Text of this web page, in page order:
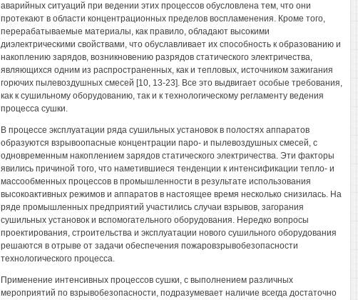
аварийных ситуаций при ведении этих процессов обусловлена тем, что они
протекают в области концентрационных пределов воспламенения. Кроме того,
перерабатываемые материалы, как правило, обладают высокими
диэлектрическими свойствами, что обуславливает их способность к образованию и
накоплению зарядов, возникновению разрядов статического электричества,
являющихся одним из распространенных, как и тепловых, источником зажигания
горючих пылевоздушных смесей [10, 13-23]. Все это выдвигает особые требования,
как к сушильному оборудованию, так и к технологическому регламенту ведения
процесса сушки.
В процессе эксплуатации ряда сушильных установок в полостях аппаратов
образуются взрывоопасные концентрации паро- и пылевоздушных смесей, с
одновременным накоплением зарядов статического электричества. Эти факторы
явились причиной того, что наметившиеся тенденции к интенсификации тепло- и
массообменных процессов в промышленности в результате использования
высокоактивных режимов и аппаратов в настоящее время несколько снизилась. На
ряде промышленных предприятий участились случаи взрывов, загорания
сушильных установок и вспомогательного оборудования. Нередко вопросы
проектирования, строительства и эксплуатации нового сушильного оборудования
решаются в отрыве от задачи обеспечения пожаровзрывобезопасности
технологического процесса.
Применение интенсивных процессов сушки, с выполнением различных
мероприятий по взрывобезопасности, подразумевает наличие всегда достаточно